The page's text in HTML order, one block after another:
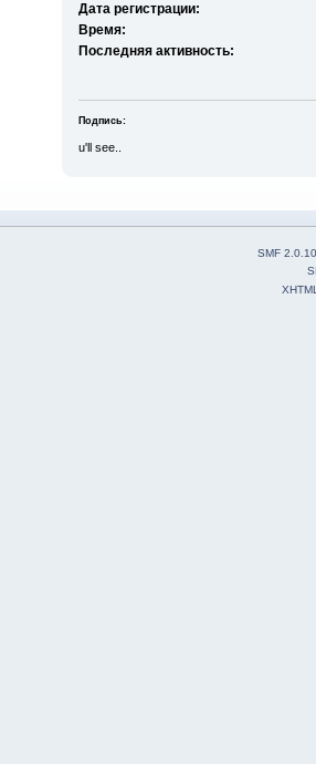
Дата регистрации:
Время:
Последняя активность:
Подпись:
u'll see..
SMF